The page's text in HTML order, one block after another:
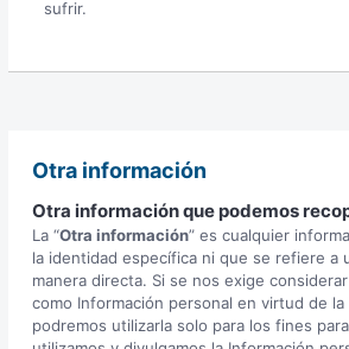
sufrir.
Otra información
Otra información que podemos
La “Otra información” es cualquier
la identidad específica ni que se refiere a
manera directa. Si se nos exige
como Información personal en virtud de la
podremos utilizarla solo para los fines